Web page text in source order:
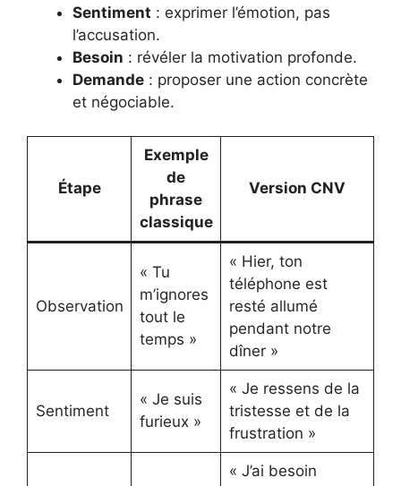
Sentiment : exprimer l’émotion, pas
l’accusation.
Besoin : révéler la motivation profonde.
Demande : proposer une action concrète
et négociable.
Étape
Exemple
de
phrase
classique
Version CNV
Observation
« Tu
m’ignores
tout le
temps »
« Hier, ton
téléphone est
resté allumé
pendant notre
dîner »
Sentiment
« Je suis
furieux »
« Je ressens de la
tristesse et de la
frustration »
« J’ai besoin